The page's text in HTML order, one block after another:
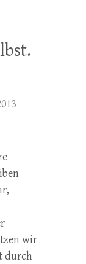
wir
durch